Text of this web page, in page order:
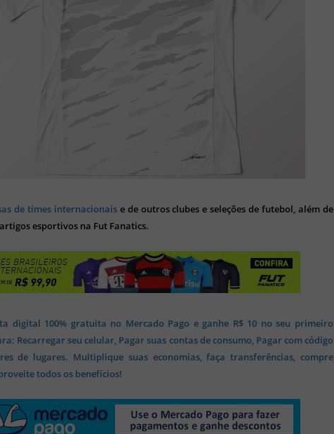
de times internacionaise de outros clubes e seleções de futebol, além de
esportivos na Fut Fanatics.
digital 100% gratuita no Mercado Pago e ganhe R$ 10 no seu primeiro
Recarregar seu celular, Pagar suas contas de consumo, Pagar com código
de lugares. Multiplique suas economias, faça transferências, compre
todos os benefícios!